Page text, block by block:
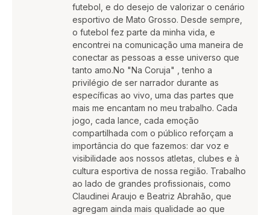
futebol, e do desejo de valorizar o cenário
esportivo de Mato Grosso. Desde sempre,
o futebol fez parte da minha vida, e
encontrei na comunicação uma maneira de
conectar as pessoas a esse universo que
tanto amo.No "Na Coruja" , tenho a
privilégio de ser narrador durante as
específicas ao vivo, uma das partes que
mais me encantam no meu trabalho. Cada
jogo, cada lance, cada emoção
compartilhada com o público reforçam a
importância do que fazemos: dar voz e
visibilidade aos nossos atletas, clubes e à
cultura esportiva de nossa região. Trabalho
ao lado de grandes profissionais, como
Claudinei Araujo e Beatriz Abrahão, que
agregam ainda mais qualidade ao que